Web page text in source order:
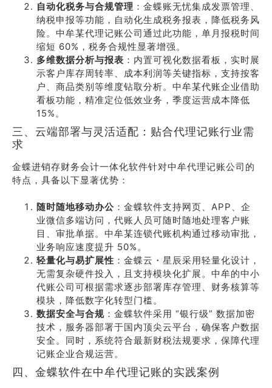
自动化税务与合规管理 ：金蝶账无忧集成发票管理、
纳税申报等功能，自动化生成税务报表，降低税务风
险。中牟某代理记账公司通过此功能，单月报税时间
缩短 60%，税务合规性显著增强。
多维数据分析与报表 ：内置可视化数据看板，实时展
示客户库存周转率、成本利润等关键指标，支持按客
户、商品类别等维度钻取分析。中牟某代账企业借助
看板功能，精准定位低效业务，季度运营成本降低
15%。
三、云端部署与灵活适配：贴合代理记账行业需
求
金蝶进销存财务会计一体化软件针对中牟代理记账公司的
特点，具备以下显著优势：
随时随地移动办公 ：金蝶软件支持网页、APP、企
业微信多端访问，代账人员可随时随地处理客户账
目、审批单据。中牟某连锁代账机构通过移动审批，
业务响应速度提升 50%。
轻量化与易扩展性 ：金蝶云・星辰采用轻量化设计，
无需复杂硬件投入，且支持模块化扩展。中牟的中小
代账公司可根据需求逐步部署库存管理、财务核算等
模块，降低数字化转型门槛。
数据安全与合规 ：金蝶软件采用 “银行级” 数据加密
技术，服务器部署于国内顶尖云平台，确保客户数据
安全。同时，系统符合最新财税法规要求，保障代理
记账企业合规运营。
四、金蝶软件在中牟代理记账的实践案例